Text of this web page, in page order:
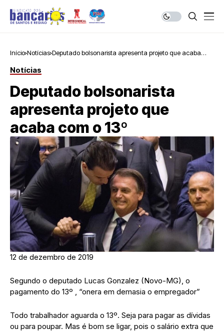
Início Notícias Deputado bolsonarista apresenta projeto que acaba
Notícias
Deputado bolsonarista
apresenta projeto que
acaba com o 13º
12 de dezembro de 2019
Segundo o deputado Lucas Gonzalez (Novo-MG), o
pagamento do 13º , “onera em demasia o empregador”
Todo trabalhador aguarda o 13º. Seja para pagar as dívidas
ou para poupar. Mas é bom se ligar, pois o salário extra que